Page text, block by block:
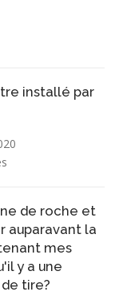
installé par
de roche et
auparavant la
mes
y a une
tire?